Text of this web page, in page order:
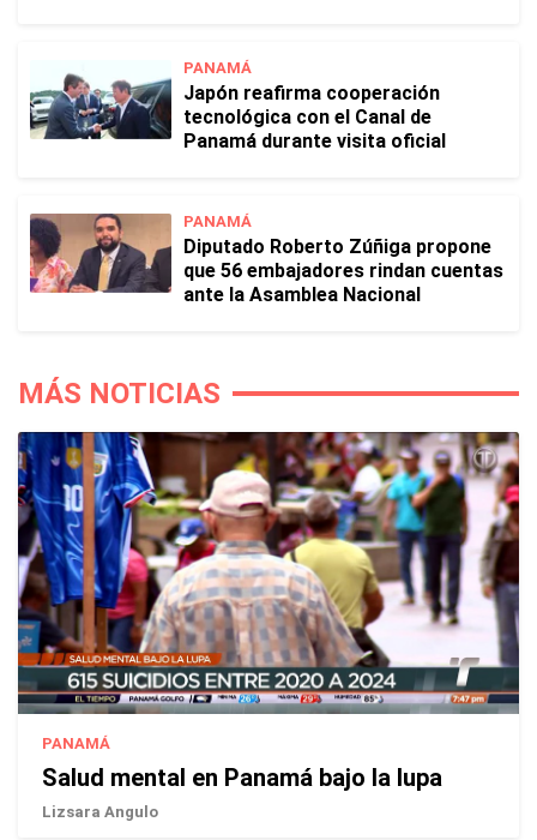
PANAMÁ
Japón reafirma cooperación
tecnológica con el Canal de
Panamá durante visita oficial
PANAMÁ
Diputado Roberto Zúñiga propone
que 56 embajadores rindan cuentas
ante la Asamblea Nacional
MÁS NOTICIAS
PANAMÁ
Salud mental en Panamá bajo la lupa
Lizsara Angulo